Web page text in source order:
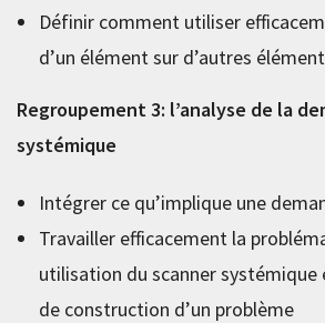
Définir comment utiliser
d’un élément sur d’autres
Regroupement 3: l’analyse de la
systémique
Intégrer ce qu’implique une
Travailler efficacement la
utilisation du scanner systémique
de construction d’un problème